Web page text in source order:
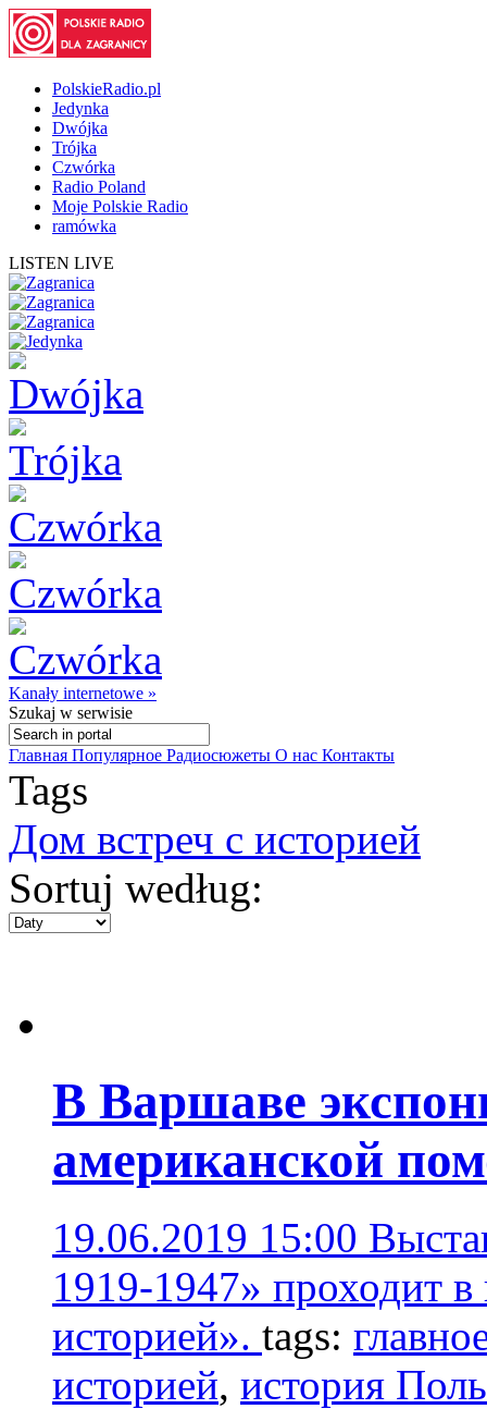
PolskieRadio.pl
Jedynka
Dwójka
Trójka
Czwórka
Radio Poland
Moje Polskie Radio
ramówka
LISTEN LIVE
Kanały internetowe »
Szukaj w serwisie
Главная Популярное Радиосюжеты О нас Контакты
Tags
Дом встреч с историей
Sortuj według:
В Варшаве
американской
19.06.2019 15:00
1919-1947» проходит
историей». tags:
историей, история